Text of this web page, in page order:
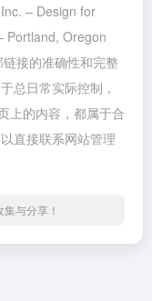
– Design for
Portland, Oregon
接的准确性和完整
总日常实际控制，
上的内容，都属于合
直接联系网站管理
与分享！